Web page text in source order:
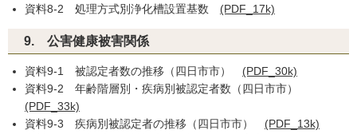
資料8-2 処理方式別浄化槽設置基数 (PDF_17k)
9. 公害健康被害関係
資料9-1 被認定者数の推移（四日市市） (PDF_30k)
資料9-2 年齢階層別・疾病別被認定者数（四日市市）
(PDF_33k)
資料9-3 疾病別被認定者の推移（四日市市） (PDF_13k)